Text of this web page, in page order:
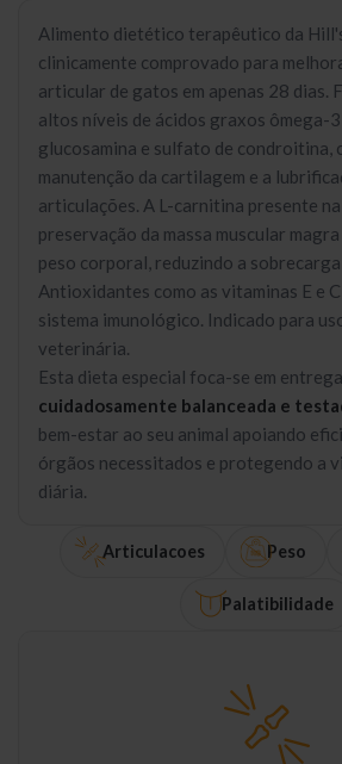
Alimento dietético terapêutico da
clinicamente comprovado para
articular de gatos em apenas 28 dias.
altos níveis de ácidos graxos ômega-3
glucosamina e sulfato de condroitina,
manutenção da cartilagem e a
articulações. A L-carnitina presente
preservação da massa muscular
peso corporal, reduzindo a
Antioxidantes como as vitaminas E e
sistema imunológico. Indicado para
veterinária.
Esta dieta especial foca-se em
cuidadosamente balanceada e
bem-estar ao seu animal apoiando
órgãos necessitados e protegendo a
diária.
Articulacoes Peso
Palatibilidade